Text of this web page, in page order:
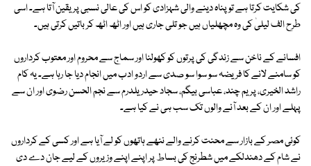
کی شکایت کرتا ہے تو پناہ دینے والی شہزادی کو اس کی عالی نسبی پر یقین آتا ہے۔ اسی
طرح الف لیلیٰ کی وہ مچھلیاں ہیں جو تلی جاری ہیں اور اٹھ اٹھ کر باتیں کرتی ہیں۔
افسانے کے ناخن سے زندگی کی پرتوں کو کھولنا اور سماج سے محروم اور معتوب کرداروں
کو سامنے لانے کا فریضہ سو سوا سو صدی سے اردو ادب میں انجام دیا جا رہا ہے۔ یہ کام
راشد الخیری، پریم چند، عباسی بیگم، سجاد حیدر یلدرم سے نجم الحسن رضوی اور ان سے
پہلے اور ان کے بعد آنے والوں تک سب ہی نے کیا ہے۔
کوئی مصر کے بازار سے محنت کرنے والے ننھے ہاتھوں کو لے آیا ہے اور کسی کے کرداروں
نے شام کے دھندلکے میں شطرنج کی بساط پر اپنے اپنے وزیروں کے لیے جان دے دی